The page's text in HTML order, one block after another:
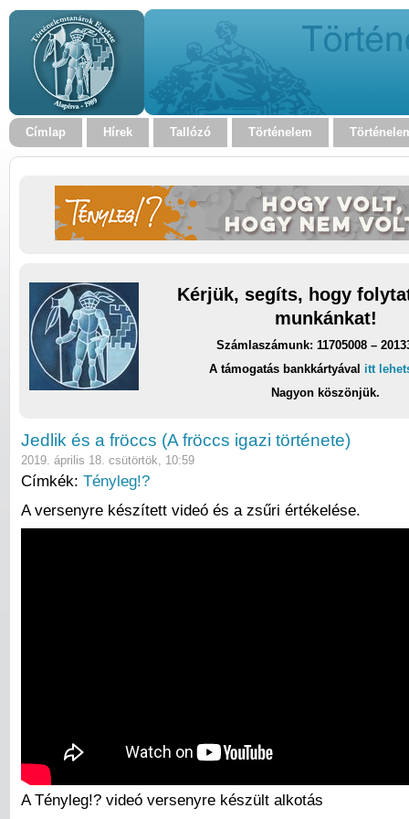
Címlap Hírek Tallózó Történelem
Kérjük, segíts, hogy
munkánkat!
Számlaszámunk: 11705008 –
A támogatás bankkártyával itt
Nagyon köszönjük.
Jedlik és a fröccs (A fröccs igazi története)
2019. április 18. csütörtök, 10:59
Címkék: Tényleg!?
A versenyre készített videó és a zsűri értékelése.
A Tényleg!? videó versenyre készült alkotás